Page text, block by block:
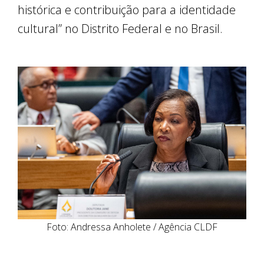
histórica e contribuição para a identidade
cultural” no Distrito Federal e no Brasil.
Foto: Andressa Anholete / Agência CLDF